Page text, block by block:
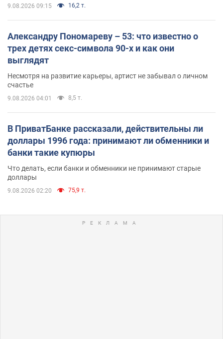
9.08.2026 09:15 16,2 т.
Александру Пономареву – 53: что известно о
трех детях секс-символа 90-х и как они
выглядят
Несмотря на развитие карьеры, артист не забывал о личном
счастье
9.08.2026 04:01 8,5 т.
В ПриватБанке рассказали, действительны ли
доллары 1996 года: принимают ли обменники и
банки такие купюры
Что делать, если банки и обменники не принимают старые
доллары
9.08.2026 02:20 75,9 т.